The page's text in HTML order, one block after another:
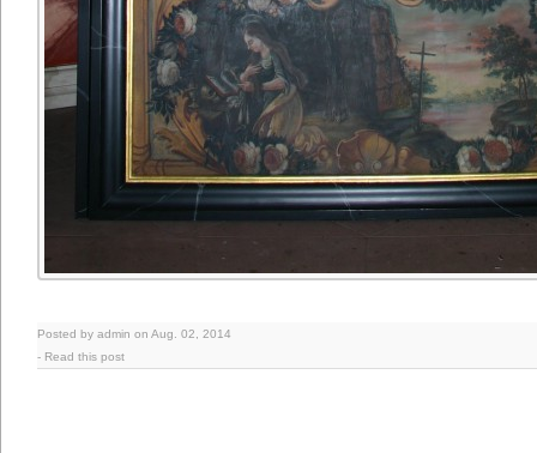
Posted by admin on Aug. 02, 2014
- Read this post